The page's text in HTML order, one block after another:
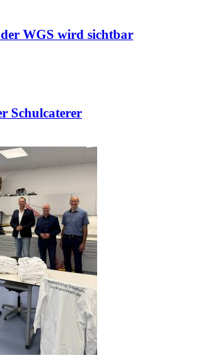
WGS wird sichtbar
Schulcaterer